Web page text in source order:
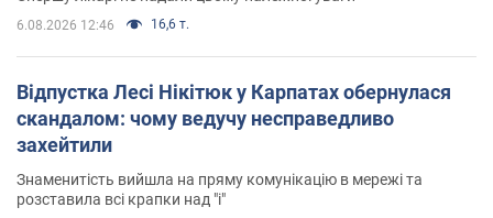
6.08.2026 12:46 16,6 т.
Відпустка Лесі Нікітюк у Карпатах обернулася
скандалом: чому ведучу несправедливо
захейтили
Знаменитість вийшла на пряму комунікацію в мережі та
розставила всі крапки над "і"